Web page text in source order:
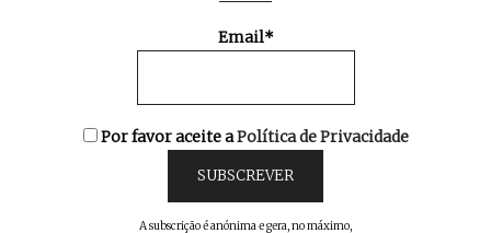
Email*
Por favor aceite aPolítica de Privacidade
A subscrição é anónima e gera, no máximo,